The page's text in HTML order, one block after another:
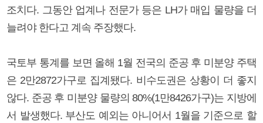
조치다. 그동안 업계나 전문가 등은 LH가 매입 물량을 더
늘려야 한다고 계속 주장했다.
국토부 통계를 보면 올해 1월 전국의 준공 후 미분양 주택
은 2만2872가구로 집계됐다. 비수도권은 상황이 더 좋지
않다. 준공 후 미분양 물량의 80%(1만8426가구)는 지방에
서 발생했다. 부산도 예외는 아니어서 1월을 기준으로 할